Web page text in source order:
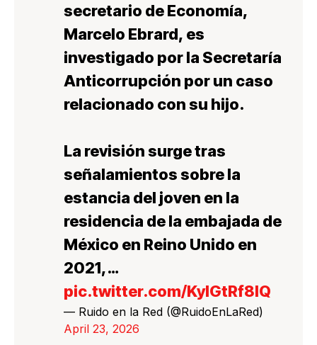
secretario de Economía,
Marcelo Ebrard, es
investigado por la Secretaría
Anticorrupción por un caso
relacionado con su hijo.
La revisión surge tras
señalamientos sobre la
estancia del joven en la
residencia de la embajada de
México en Reino Unido en
2021,…
pic.twitter.com/KyIGtRf8IQ
— Ruido en la Red (@RuidoEnLaRed)
April 23, 2026